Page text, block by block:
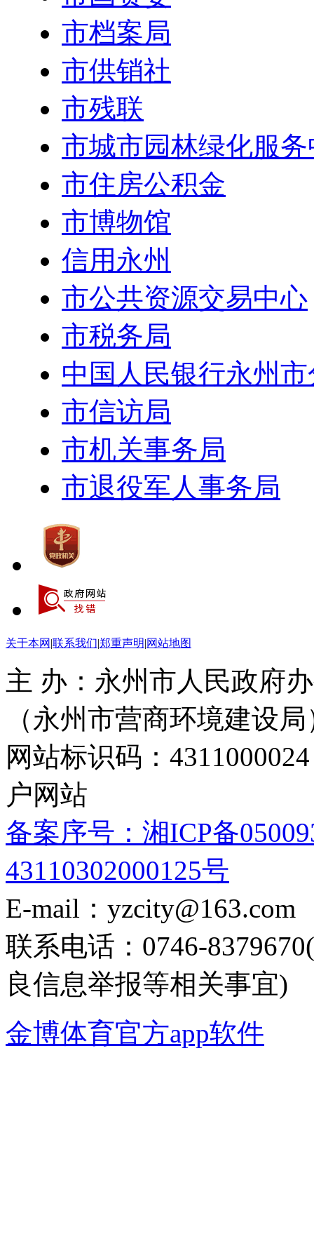
市档案局
市供销社
市残联
市城市园林绿化服
市住房公积金
市博物馆
信用永州
市公共资源交易中心
市税务局
中国人民银行永州
市信访局
市机关事务局
市退役军人事务局
关于本网 |联系我们|郑重声明|网站地图
主 办：永州市人民政府
（永州市营商环境建设局
网站标识码：
户网站
备案序号：湘ICP备
43110302000125号
E-mail：yzcity@163.com
联系电话：0746-
良信息举报等相关事宜)
金博体育官方app软件